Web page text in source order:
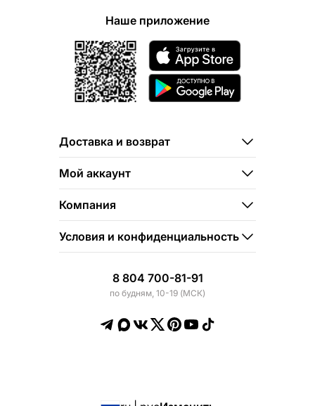
Наше приложение
Доставка и возврат
Мой аккаунт
Компания
Условия и конфиденциальность
8 804 700-81-91
по будням, 10-19 (МСК)